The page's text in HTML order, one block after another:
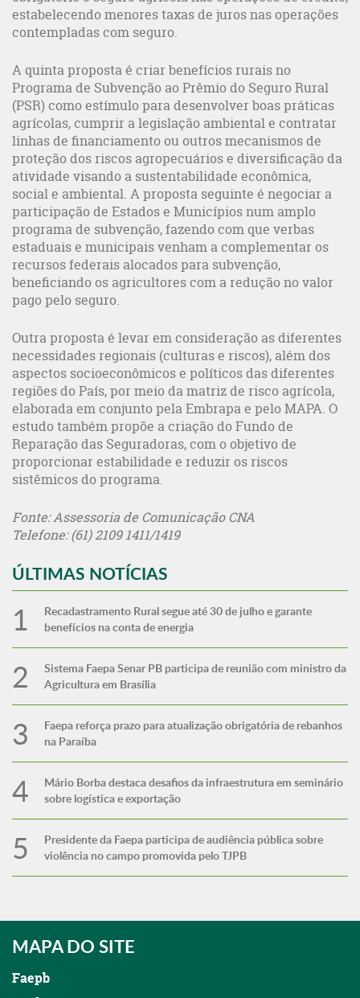
estabelecendo menores taxas de juros nas operações
contempladas com seguro.
A quinta proposta é criar benefícios rurais no
Programa de Subvenção ao Prêmio do Seguro Rural
(PSR) como estímulo para desenvolver boas práticas
agrícolas, cumprir a legislação ambiental e contratar
linhas de financiamento ou outros mecanismos de
proteção dos riscos agropecuários e diversificação da
atividade visando a sustentabilidade econômica,
social e ambiental. A proposta seguinte é negociar a
participação de Estados e Municípios num amplo
programa de subvenção, fazendo com que verbas
estaduais e municipais venham a complementar os
recursos federais alocados para subvenção,
beneficiando os agricultores com a redução no valor
pago pelo seguro.
Outra proposta é levar em consideração as diferentes
necessidades regionais (culturas e riscos), além dos
aspectos socioeconômicos e políticos das diferentes
regiões do País, por meio da matriz de risco agrícola,
elaborada em conjunto pela Embrapa e pelo MAPA. O
estudo também propõe a criação do Fundo de
Reparação das Seguradoras, com o objetivo de
proporcionar estabilidade e reduzir os riscos
sistêmicos do programa.
Fonte: Assessoria de Comunicação CNA
Telefone: (61) 2109 1411/1419
ÚLTIMAS NOTÍCIAS
Recadastramento Rural segue até 30 de julho e garante
benefícios na conta de energia
Sistema Faepa Senar PB participa de reunião com ministro da
Agricultura em Brasília
Faepa reforça prazo para atualização obrigatória de rebanhos
na Paraíba
Mário Borba destaca desafios da infraestrutura em seminário
sobre logística e exportação
Presidente da Faepa participa de audiência pública sobre
violência no campo promovida pelo TJPB
MAPA DO SITE
Faepb